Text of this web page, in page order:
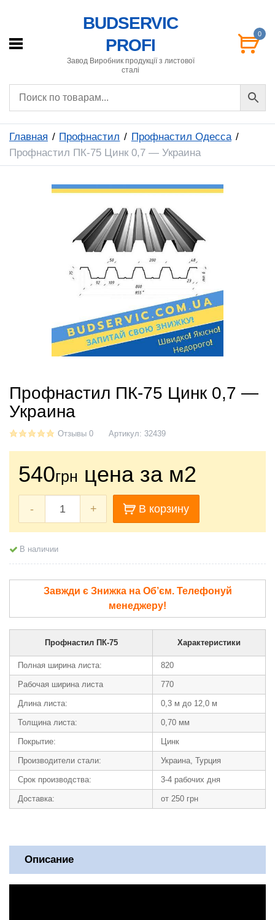
BUDSERVIC
PROFI
Завод Виробник продукції з листової
сталі
0
Главная Профнастил
Профнастил Одесса
Профнастил ПК-75 Цинк 0,7 — Украина
Профнастил ПК-75 Цинк 0,7 —
Украина
Отзывы 0 Артикул: 32439
540грн цена за м2
- + В корзину
В наличии
Завжди є Знижка на Об’єм. Телефонуй
менеджеру!
Профнастил ПК-75 Характеристики
Полная ширина листа: 820
Рабочая ширина листа 770
Длина листа: 0,3 м до 12,0 м
Толщина листа: 0,70 мм
Покрытие: Цинк
Производители стали: Украина, Турция
Срок производства: 3-4 рабочих дня
Доставка: от 250 грн
Описание